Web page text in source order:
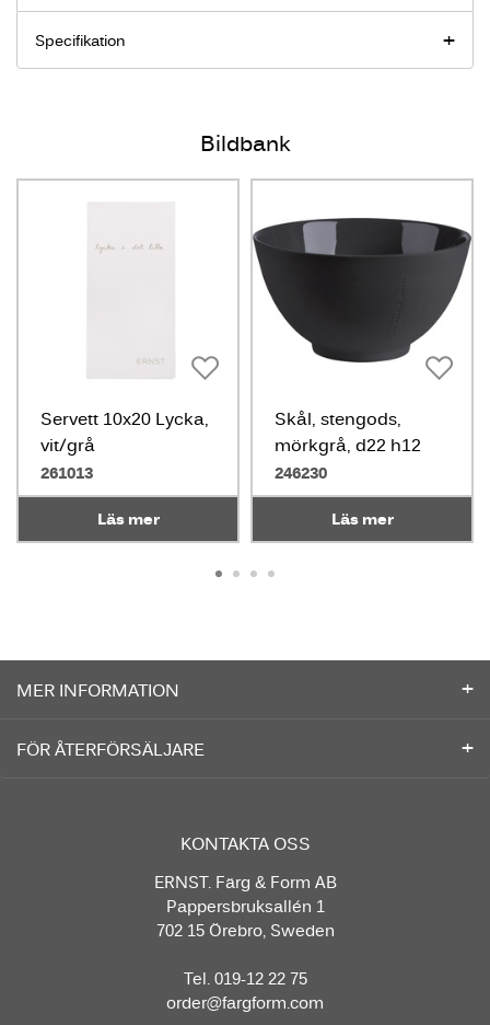
Specifikation
Bildbank
Servett 10x20 Lycka,
vit/grå
261013
Läs mer
Skål, stengods,
mörkgrå, d22 h12
cm
246230
Läs mer
MER INFORMATION
FÖR ÅTERFÖRSÄLJARE
KONTAKTA OSS
ERNST. Färg & Form AB
Pappersbruksallén 1
702 15 Örebro, Sweden
Tel. 019-12 22 75
order@fargform.com